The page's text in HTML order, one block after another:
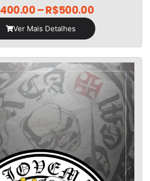
400.00–R$500.00
Ver Mais Detalhes